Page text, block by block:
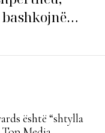
është “shtylla